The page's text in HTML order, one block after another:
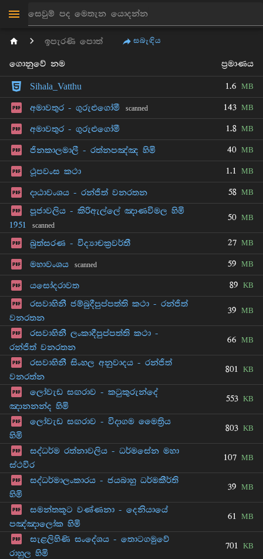
ඉපැරණි පොත් සබැඳිය
ගොනුවේ නම ප්‍රමාණය
Sihala_Vatthu 1.6 MB
අමාවතුර - ගුරුළුගෝමී scanned 143 MB
අමාවතුර - ගුරුළුගෝමී 1.8 MB
ජිනකාලමාලී - රත්නපඤ්ඤ හිමි 40 MB
ථූපවංස කථා 1.1 MB
දාඨාවංශය - රන්ජිත් වනරතන 58 MB
පූජාවලිය - කිරිඇල්ලේ ඤාණවිමල හිමි
1951
scanned
50 MB
බුත්සරණ - විද්‍යාචක්‍රවර්තී 27 MB
මහාවංශය scanned 59 MB
යසෝදරාවත 89 KB
රසවාහිනී ජම්බුදීපුප්පත්ති කථා - රන්ජිත්
වනරතන
39 MB
රසවාහිනී ලංකාදීපුප්පත්ති කථා -
රන්ජිත් වනරතන
66 MB
රසවාහිනී සිංහල අනුවාදය - රන්ජිත්
වනරත්න
801 KB
ලෝවැඩ සඟරාව - කටුකුරුන්දේ
ඤානනන්ද හිමි
553 KB
ලෝවැඩ සඟරාව - විදාගම මෛත්‍රිය
හිමි
803 KB
සද්ධර්ම රත්නාවලිය - ධර්මසේන මහා
ස්ථවිර
107 MB
සද්ධර්මාලංකාරය - ජයබාහු ධර්මකීර්ති
හිමි
39 MB
සමන්තකූට වණ්ණනා - දෙනියායේ
පඤ්ඤාලෝක හිමි
61 MB
සැළලිහිණි සංදේශය - තොටගමුවේ
රාහුල හිමි
701 KB